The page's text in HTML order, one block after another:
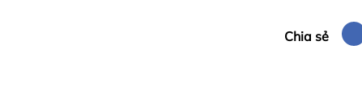
Chia sẻ